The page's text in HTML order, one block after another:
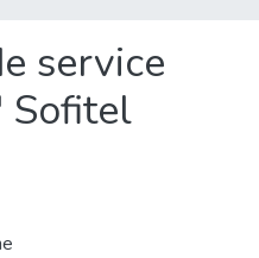
service
Sofitel